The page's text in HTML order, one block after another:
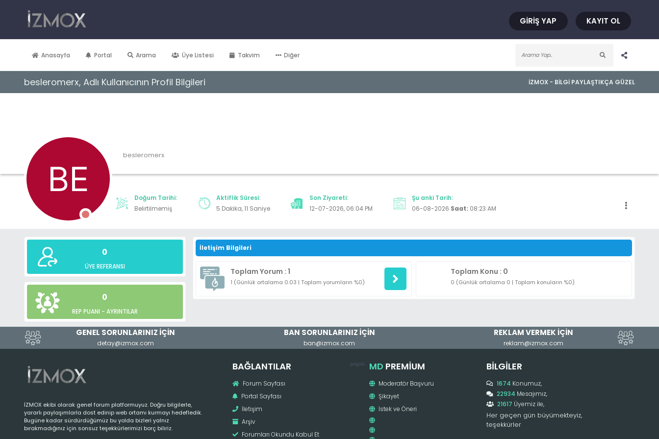
GIRIŞ YAP KAYIT OL
Anasayfa Portal Arama Üye Listesi Takvim Diğer
besleromerx, Adlı Kullanıcının Profil Bilgileri İZMOX - BILGI PAYLAŞTIKÇA GÜZEL
besleromerx
Doğum Tarihi:
Belirtilmemiş
Aktiflik Süresi:
5 Dakika, 11 Saniye
Son Ziyareti:
12-07-2026, 06:04 PM
Şu anki Tarih:
06-08-2026 Saat: 08:23 AM
0
ÜYE REFERANSI
0
REP PUANI - AYRINTILAR
İletişim Bilgileri
Toplam Yorum : 1
1 (Günlük ortalama 0.03 | Toplam yorumların %0)
Toplam Konu : 0
0 (Günlük ortalama 0 | Toplam konuların %0)
GENEL SORUNLARINIZ İÇİN
detay@izmox.com
BAN SORUNLARINIZ İÇİN
ban@izmox.com
REKLAM VERMEK İÇİN
reklam@izmox.com
İZMOX ekibi olarak genel forum platformuyuz. Doğru bilgilerle,
yararlı paylaşımlarla dost edinip web ortamı kurmayı hedefledik.
Bugüne kadar sürdürdüğümüz bu yolda bizleri yalnız
bırakmadığınız için sonsuz teşekkürlerimizi borç biliriz.
BAĞLANTILAR
Forum Sayfası
Portal Sayfası
İletişim
Arşiv
Forumları Okundu Kabul Et
pergola MD PREMIUM
Moderatör Başvuru
Şikayet
İstek ve Öneri
BILGILER
1674 Konumuz,
22934 Mesajımız,
21617 Üyemiz ile,
Her geçen gün büyümekteyiz,
teşekkürler